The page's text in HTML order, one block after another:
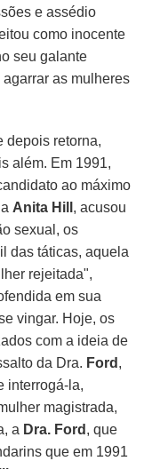
e assédio
como inocente
seu galante
as mulheres
depois retorna,
além. Em 1991,
ao máximo
Anita Hill , acusou
sexual, os
das táticas, aquela
rejeitada",
em sua
vingar. Hoje, os
com a ideia de
da Dra. Ford ,
interrogá-la,
magistrada,
a Dra. Ford , que
que em 1991